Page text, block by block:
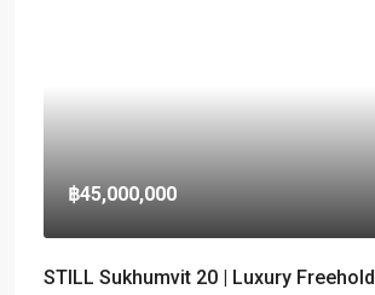
฿45,000,000
STILL Sukhumvit 20 | Luxury Freehold